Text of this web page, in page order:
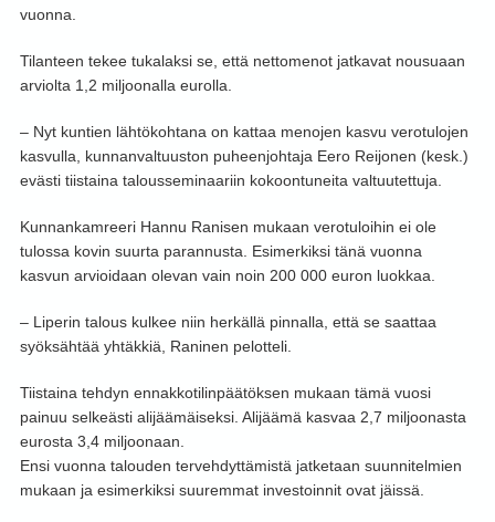
vuonna.
Tilanteen tekee tukalaksi se, että nettomenot jatkavat nousuaan
arviolta 1,2 miljoonalla eurolla.
– Nyt kuntien lähtökohtana on kattaa menojen kasvu verotulojen
kasvulla, kunnanvaltuuston puheenjohtaja Eero Reijonen (kesk.)
evästi tiistaina talousseminaariin kokoontuneita valtuutettuja.
Kunnankamreeri Hannu Ranisen mukaan verotuloihin ei ole
tulossa kovin suurta parannusta. Esimerkiksi tänä vuonna
kasvun arvioidaan olevan vain noin 200 000 euron luokkaa.
– Liperin talous kulkee niin herkällä pinnalla, että se saattaa
syöksähtää yhtäkkiä, Raninen pelotteli.
Tiistaina tehdyn ennakkotilinpäätöksen mukaan tämä vuosi
painuu selkeästi alijäämäiseksi. Alijäämä kasvaa 2,7 miljoonasta
eurosta 3,4 miljoonaan.
Ensi vuonna talouden tervehdyttämistä jatketaan suunnitelmien
mukaan ja esimerkiksi suuremmat investoinnit ovat jäissä.